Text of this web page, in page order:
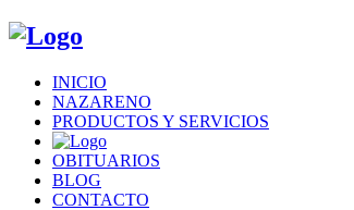
INICIO
NAZARENO
PRODUCTOS Y SERVICIOS
OBITUARIOS
BLOG
CONTACTO